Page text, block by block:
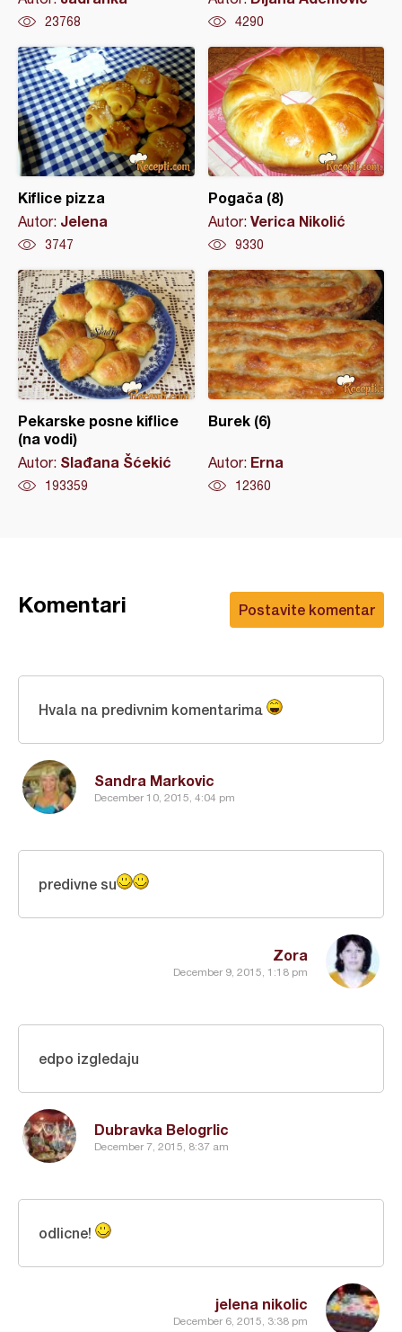
23768 4290
Kiflice pizza
Autor: Jelena
3747
Pogača (8)
Autor: Verica Nikolić
9330
Pekarske posne kiflice
(na vodi)
Autor: Slađana Šćekić
193359
Burek (6)
Autor: Erna
12360
Postavite komentar
Komentari
Sandra Markovic
December 10, 2015, 4:04 pm
Hvala na predivnim komentarima
Zora
December 9, 2015, 1:18 pm
predivne su
Dubravka Belogrlic
December 7, 2015, 8:37 am
edpo izgledaju
jelena nikolic
December 6, 2015, 3:38 pm
odlicne!